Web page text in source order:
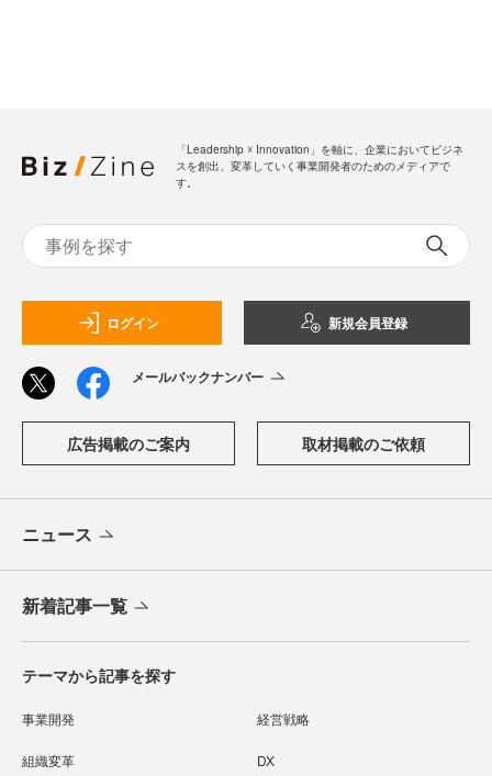
「Leadership ☓ Innovation」を軸に、企業においてビジネ
スを創出、変革していく事業開発者のためのメディアで
す。
ログイン 新規会員登録
メールバックナンバー
広告掲載のご案内 取材掲載のご依頼
ニュース
新着記事一覧
テーマから記事を探す
事業開発 経営戦略
組織変革 DX